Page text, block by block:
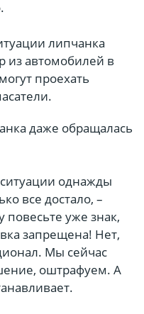
липчанка
из автомобилей в
проехать
даже обращалась
однажды
все достало, –
повесьте уже знак,
запрещена! Нет,
Мы сейчас
оштрафуем. А